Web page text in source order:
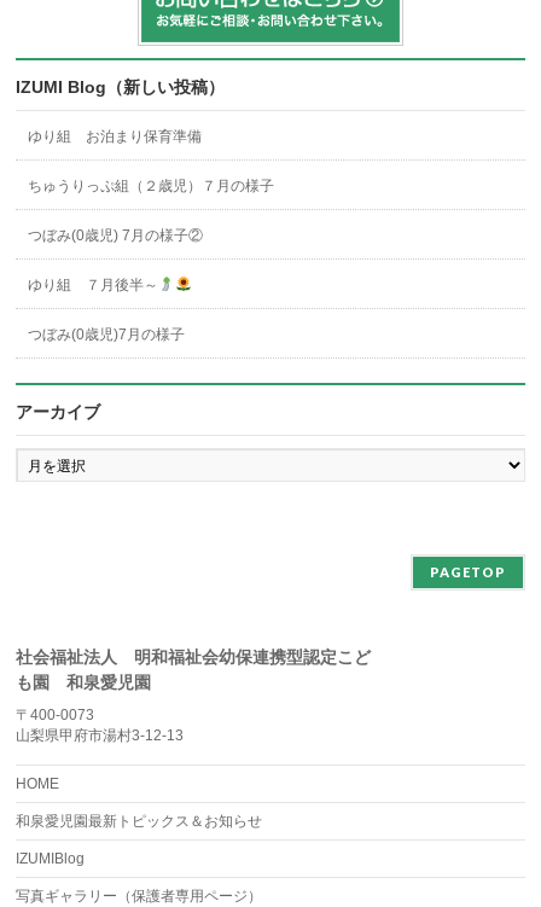
IZUMI Blog（新しい投稿）
ゆり組 お泊まり保育準備
ちゅうりっぷ組（２歳児）７月の様子
つぼみ(0歳児) 7月の様子②
ゆり組 ７月後半～
つぼみ(0歳児)7月の様子
アーカイブ
ア
ー
PAGETOP
社会福祉法人 明和福祉会幼保連携型認定こど
も園 和泉愛児園
〒400-0073
山梨県甲府市湯村3-12-13
HOME
和泉愛児園最新トピックス＆お知らせ
IZUMIBlog
写真ギャラリー（保護者専用ページ）